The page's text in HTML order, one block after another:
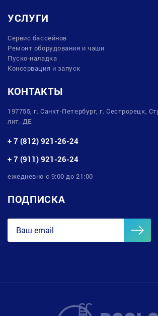
УСЛУГИ
Сервис бассейнов
Ремонт оборудования и чаши
Пуско-наладка
Консервация и запуск
КОНТАКТЫ
197755, г. Санкт-Петербург, г. Сестрорецк,
лит. ДЕ
+ 7 (812) 921-26-24
+ 7 (911) 921-26-24
ежедневно с 9:00 до 21:00
ПОДПИСКА